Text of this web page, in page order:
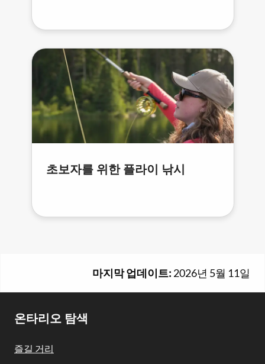
초보자를 위한 플라이 낚시
마지막 업데이트: 2026년 5월 11일
Footer
Navigation
온타리오 탐색
즐길 거리